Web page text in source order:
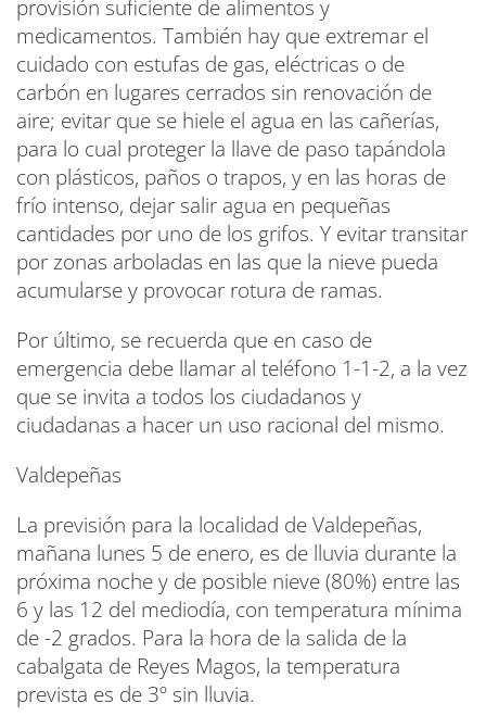
provisión suficiente de alimentos y
medicamentos. También hay que extremar el
cuidado con estufas de gas, eléctricas o de
carbón en lugares cerrados sin renovación de
aire; evitar que se hiele el agua en las cañerías,
para lo cual proteger la llave de paso tapándola
con plásticos, paños o trapos, y en las horas de
frío intenso, dejar salir agua en pequeñas
cantidades por uno de los grifos. Y evitar transitar
por zonas arboladas en las que la nieve pueda
acumularse y provocar rotura de ramas.
Por último, se recuerda que en caso de
emergencia debe llamar al teléfono 1-1-2, a la vez
que se invita a todos los ciudadanos y
ciudadanas a hacer un uso racional del mismo.
Valdepeñas
La previsión para la localidad de Valdepeñas,
mañana lunes 5 de enero, es de lluvia durante la
próxima noche y de posible nieve (80%) entre las
6 y las 12 del mediodía, con temperatura mínima
de -2 grados. Para la hora de la salida de la
cabalgata de Reyes Magos, la temperatura
prevista es de 3º sin lluvia.